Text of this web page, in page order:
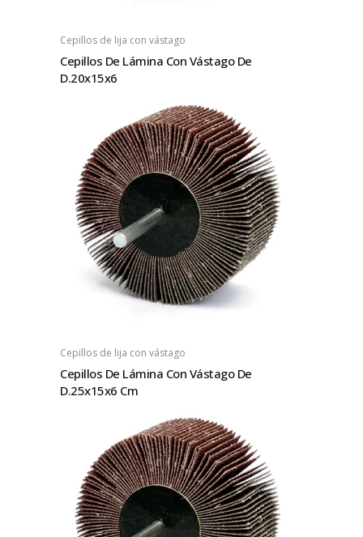
Cepillos de lija con vástago
Cepillos De Lámina Con Vástago De
D.20x15x6
Cepillos de lija con vástago
Cepillos De Lámina Con Vástago De
D.25x15x6 Cm